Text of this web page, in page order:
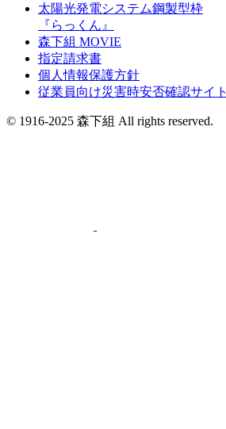
太陽光発電システム鋼製型枠
『らっくん』
森下組 MOVIE
指定請求書
個人情報保護方針
従業員向け災害時安否確認サイト
© 1916-2025 森下組 All rights reserved.